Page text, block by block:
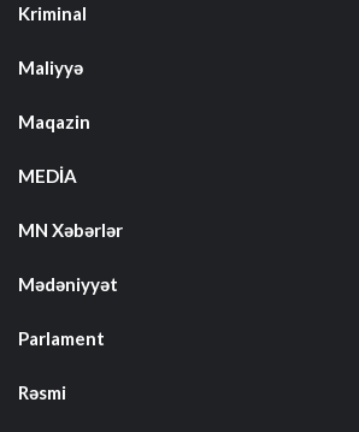
Kriminal
Maliyyə
Maqazin
MEDİA
MN Xəbərlər
Mədəniyyət
Parlament
Rəsmi